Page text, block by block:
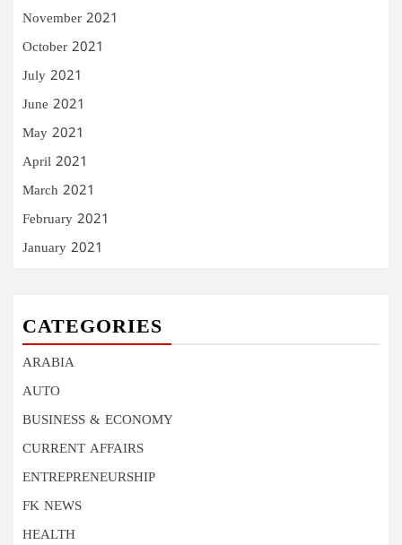
November 2021
October 2021
July 2021
June 2021
May 2021
April 2021
March 2021
February 2021
January 2021
CATEGORIES
ARABIA
AUTO
BUSINESS & ECONOMY
CURRENT AFFAIRS
ENTREPRENEURSHIP
FK NEWS
HEALTH